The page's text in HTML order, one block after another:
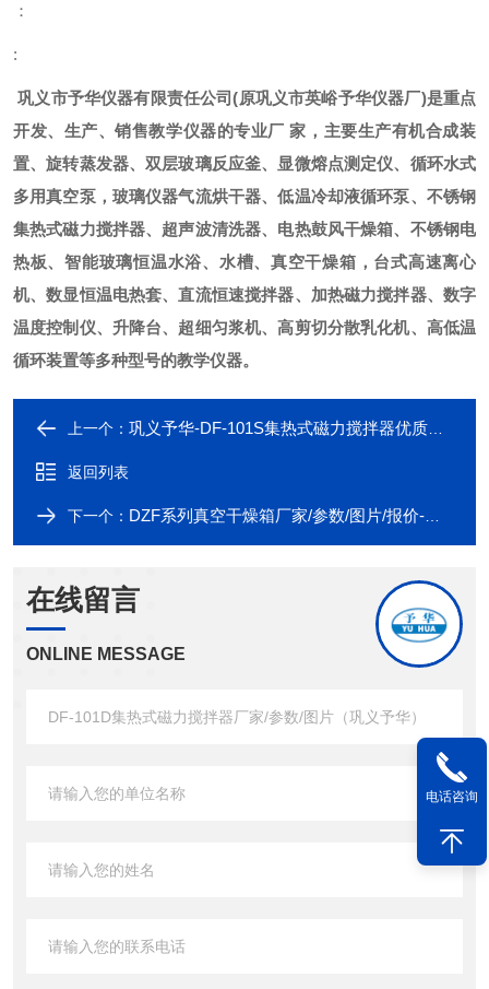
：
:
巩义市予华仪器有限责任公司(原巩义市英峪予华仪器厂)是重点
开发、生产、销售教学仪器的专业厂 家，主要生产有机合成装
置、旋转蒸发器、双层玻璃反应釜、显微熔点测定仪、循环水式
多用真空泵，玻璃仪器气流烘干器、低温冷却液循环泵、不锈钢
集热式磁力搅拌器、超声波清洗器、电热鼓风干燥箱、不锈钢电
热板、智能玻璃恒温水浴、水槽、真空干燥箱，台式高速离心
机、数显恒温电热套、直流恒速搅拌器、加热磁力搅拌器、数字
温度控制仪、升降台、超细匀浆机、高剪切分散乳化机、高低温
循环装置等多种型号的教学仪器。
上一个： 巩义予华-DF-101S集热式磁力搅拌器优质生产厂家/产品图片/参数
返回列表
下一个： DZF系列真空干燥箱厂家/参数/图片/报价-巩义市予华仪器有限责任公司
在线留言
ONLINE MESSAGE
电话咨询